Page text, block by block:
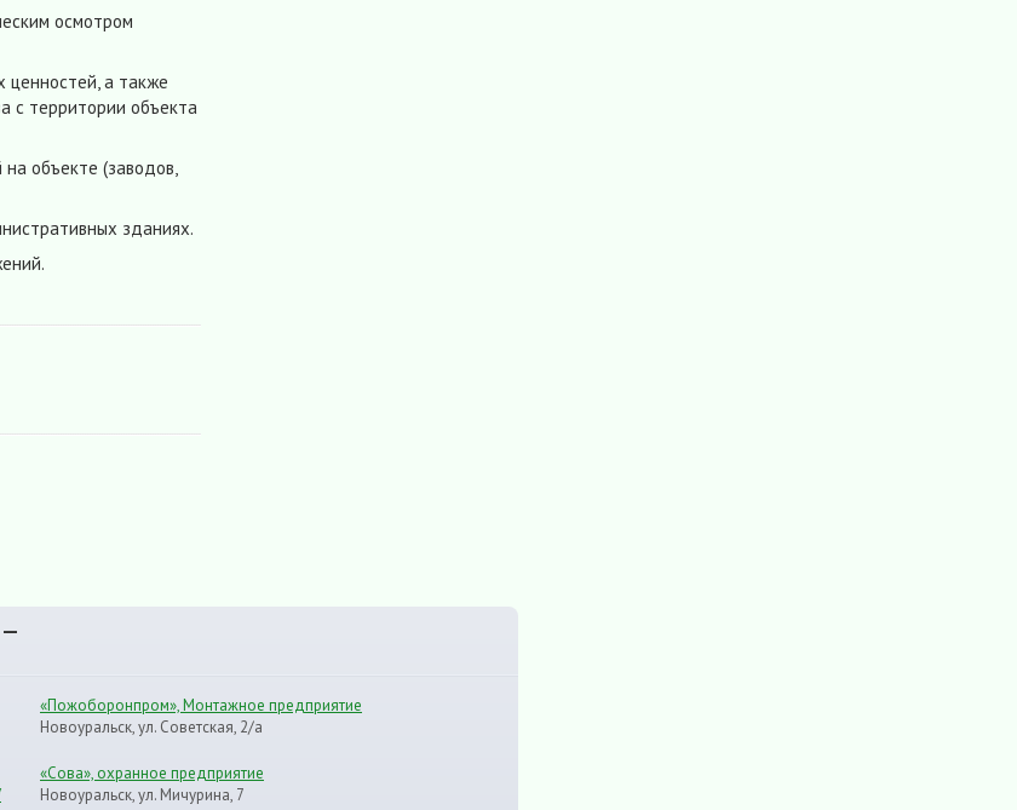
осмотром
ценностей, а также
с территории объекта
объекте (заводов,
зданиях.
—
«Пожоборонпром», Монтажное предприятие
Новоуральск, ул. Советская, 2/а
«Сова», охранное предприятие
Новоуральск, ул. Мичурина, 7